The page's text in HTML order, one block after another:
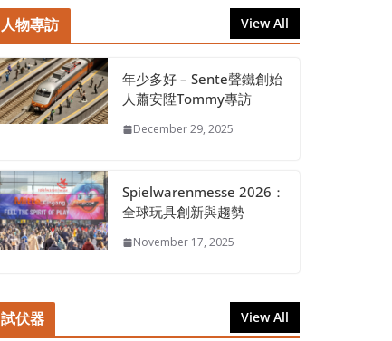
人物專訪 View All
年少多好 – Sente聲鐵創始
人蕭安陞Tommy專訪
December 29, 2025
Spielwarenmesse 2026：
全球玩具創新與趨勢
November 17, 2025
試伏器 View All